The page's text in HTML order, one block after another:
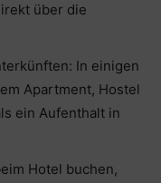
über die
In einigen
Apartment, Hostel
ein Aufenthalt in
Hotel buchen,